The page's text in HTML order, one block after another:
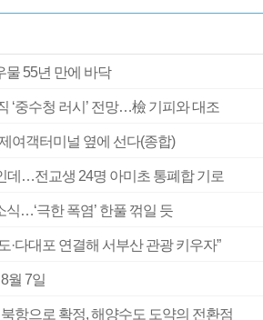
물 55년 만에 바닥
‘중수청 러시’ 전망…檢 기피와 대조
여객터미널 옆에 선다(종합)
데…전교생 24명 아미초 통폐합 기로
…‘극한 폭염’ 한풀 꺾일 듯
·다대포 연결해 서부산 관광 키우자”
월 7일
항으로 확정, 해양수도 도약의 전환점